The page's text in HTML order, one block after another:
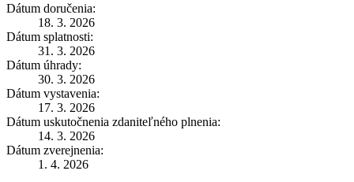
Dátum doručenia:
18. 3. 2026
Dátum splatnosti:
31. 3. 2026
Dátum úhrady:
30. 3. 2026
Dátum vystavenia:
17. 3. 2026
Dátum uskutočnenia zdaniteľného plnenia:
14. 3. 2026
Dátum zverejnenia:
1. 4. 2026